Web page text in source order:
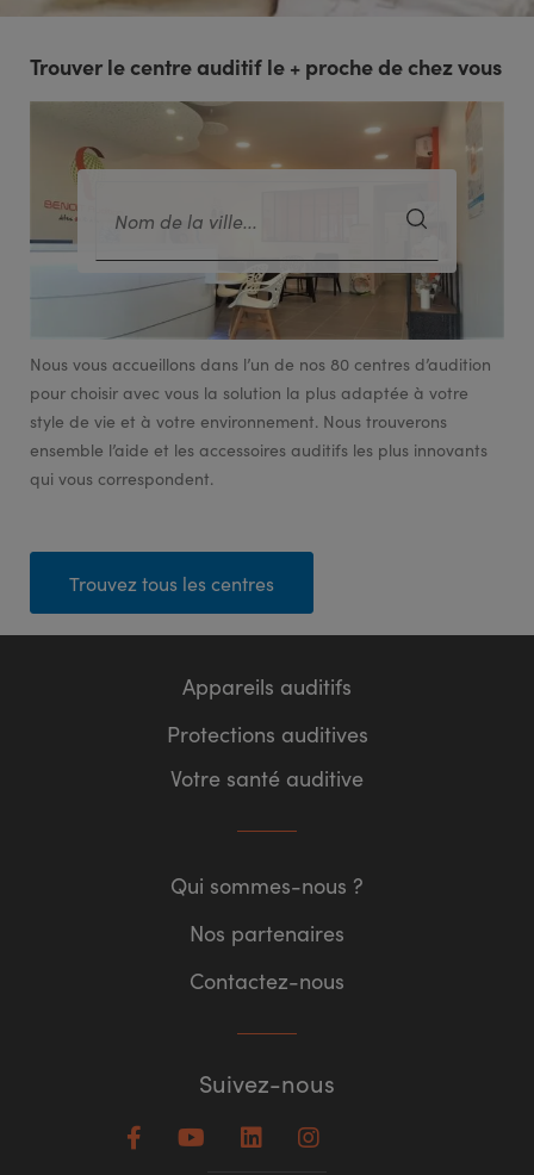
Trouver le centre auditif le + proche de chez vous
Nous vous accueillons dans l’un de nos 80 centres d’audition
pour choisir avec vous la solution la plus adaptée à votre
style de vie et à votre environnement. Nous trouverons
ensemble l’aide et les accessoires auditifs les plus innovants
qui vous correspondent.
Trouvez tous les centres
Appareils auditifs
Protections auditives
Votre santé auditive
Suivez-nous
Qui sommes-nous ?
Nos partenaires
Contactez-nous